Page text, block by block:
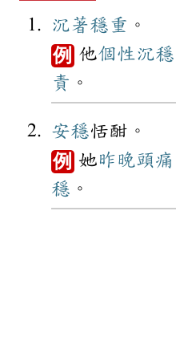
沉著穩重 。
例 他個性沉穩
責 。
安穩恬酣。
例 她昨晚頭痛
穩 。